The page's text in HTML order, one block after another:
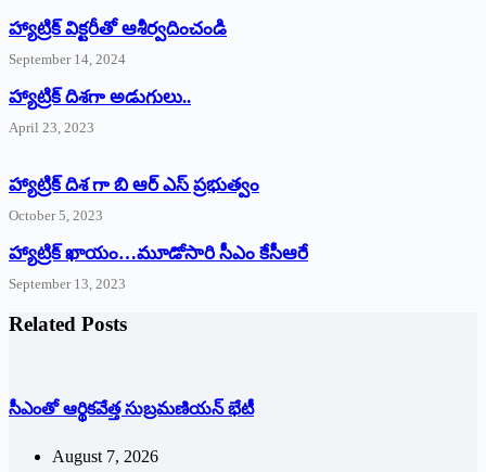
హ్యాట్రిక్‌ ‌విక్టరీతో ఆశీర్వదించండి
September 14, 2024
‌హ్యాట్రిక్‌ ‌దిశగా అడుగులు..
April 23, 2023
హ్యాట్రిక్ దిశ గా బి ఆర్ ఎస్ ప్రభుత్వం
October 5, 2023
హ్యాట్రిక్‌ ‌ఖాయం…మూడోసారి సీఎం కేసీఆరే
September 13, 2023
Related Posts
సీఎంతో ఆర్థికవేత్త సుబ్రమణియన్ భేటీ
August 7, 2026